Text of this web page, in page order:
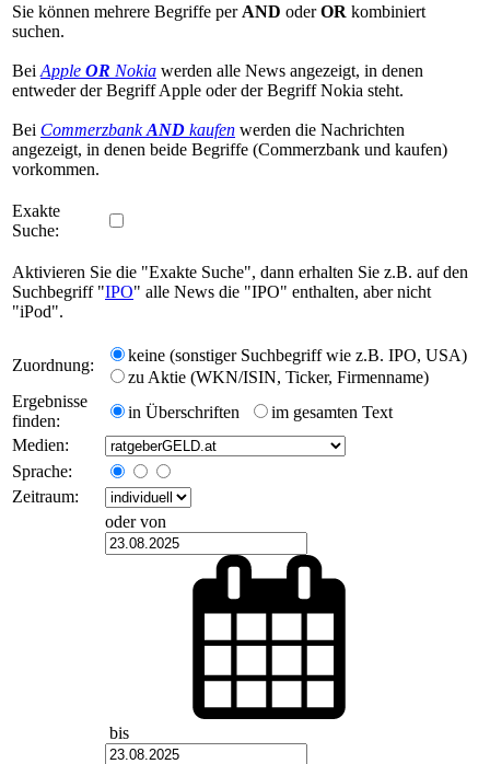
Sie können mehrere Begriffe per AND oderOR kombiniert
suchen.
Bei Apple OR Nokia werden alle News angezeigt, in denen
entweder der Begriff Apple oder der Begriff Nokia steht.
Bei CommerzbankAND kaufen werden die Nachrichten
angezeigt, in denen beide Begriffe (Commerzbank und kaufen)
vorkommen.
Exakte
Suche:
Aktivieren Sie die "Exakte Suche", dann erhalten Sie z.B. auf den
Suchbegriff "IPO" alle News die "IPO" enthalten, aber nicht
"iPod".
Zuordnung:
keine (sonstiger Suchbegriff wie z.B. IPO, USA)
zu Aktie (WKN/ISIN, Ticker, Firmenname)
Ergebnisse
finden:
in Überschriften
im gesamten Text
Medien:
Sprache:
Zeitraum:
oder von
bis